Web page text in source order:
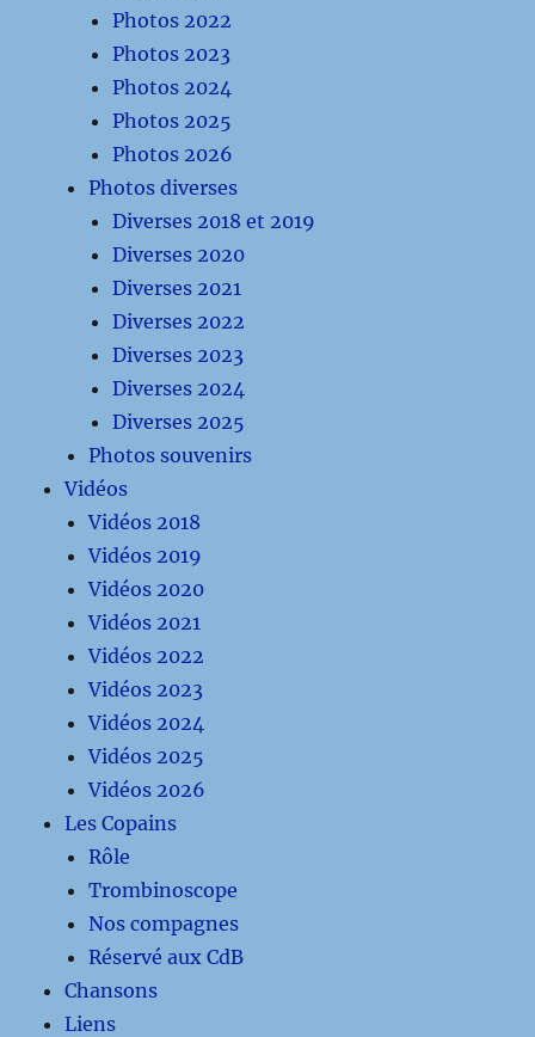
Photos 2022
Photos 2023
Photos 2024
Photos 2025
Photos 2026
Photos diverses
Diverses 2018 et 2019
Diverses 2020
Diverses 2021
Diverses 2022
Diverses 2023
Diverses 2024
Diverses 2025
Photos souvenirs
Vidéos
Vidéos 2018
Vidéos 2019
Vidéos 2020
Vidéos 2021
Vidéos 2022
Vidéos 2023
Vidéos 2024
Vidéos 2025
Vidéos 2026
Les Copains
Rôle
Trombinoscope
Nos compagnes
Réservé aux CdB
Chansons
Liens